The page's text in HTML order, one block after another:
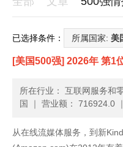
已选择条件： 所属国家: 美
[美国500强] 2026年 第1
所在行业： 互联网服务和
国
｜ 营业额： 716924.0 ｜
从在线流媒体服务，到新